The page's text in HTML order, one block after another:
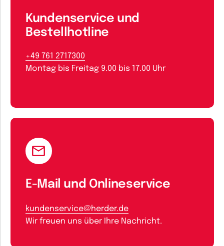
Kundenservice und
Bestellhotline
+49 761 2717300
Montag bis Freitag 9.00 bis 17.00 Uhr
E-Mail und Onlineservice
kundenservice@herder.de
Wir freuen uns über Ihre Nachricht.